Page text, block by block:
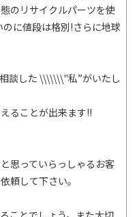
のリサイクルパーツを使
に値段は格別!さらに地球
談した \\\\\\\"私”がいたし
ることが出来ます!!
思っていらっしゃるお客
頼して下さい。